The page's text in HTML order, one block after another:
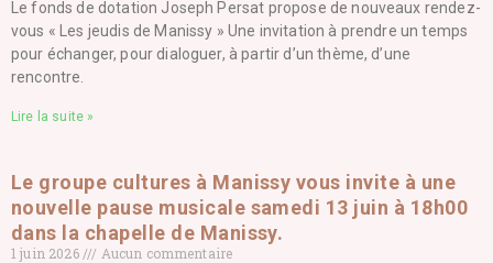
Le fonds de dotation Joseph Persat propose de nouveaux rendez-
vous « Les jeudis de Manissy » Une invitation à prendre un temps
pour échanger, pour dialoguer, à partir d’un thème, d’une
rencontre.
Lire la suite »
Le groupe cultures à Manissy vous invite à une
nouvelle pause musicale samedi 13 juin à 18h00
dans la chapelle de Manissy.
1 juin 2026
Aucun commentaire